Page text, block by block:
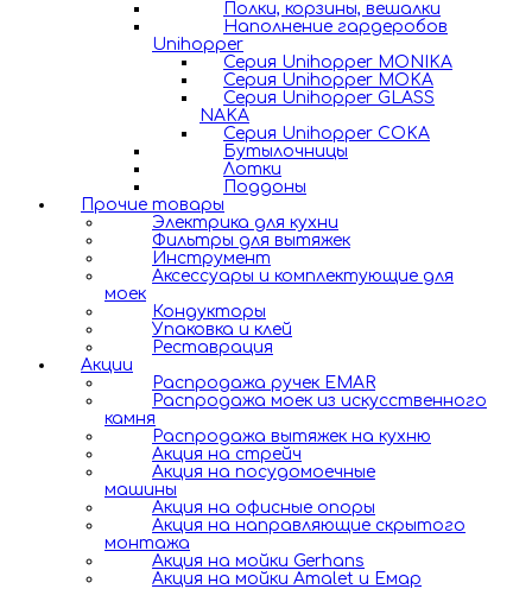
Полки, корзины, вешалки
Наполнение гардеробов
Unihopper
Серия Unihopper MONIKA
Серия Unihopper MOKA
Серия Unihopper GLASS
NAKA
Серия Unihopper COKA
Бутылочницы
Лотки
Поддоны
Прочие товары
Электрика для кухни
Фильтры для вытяжек
Инструмент
Аксессуары и комплектующие для
моек
Кондукторы
Упаковка и клей
Реставрация
Акции
Распродажа ручек EMAR
Распродажа моек из искусственного
камня
Распродажа вытяжек на кухню
Акция на стрейч
Акция на посудомоечные
машины
Акция на офисные опоры
Акция на направляющие скрытого
монтажа
Акция на мойки Gerhans
Акция на мойки Amalet и Емар